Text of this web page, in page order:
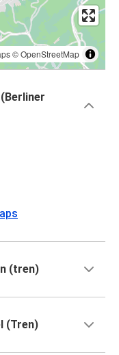
©OpenStreetMap
(tren)
(Tren)